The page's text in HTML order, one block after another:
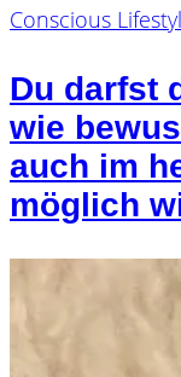
Conscious
Du darfst
wie
auch im
möglich